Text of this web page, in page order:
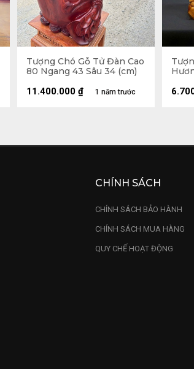
Tượng Chó Gỗ Tử Đàn Cao
80 Ngang 43 Sâu 34 (cm)
1 năm trước
11.400.000 ₫
CHÍNH SÁCH
CHÍNH SÁCH BẢO HÀNH
CHÍNH SÁCH MUA HÀNG
QUY CHẾ HOẠT ĐỘNG